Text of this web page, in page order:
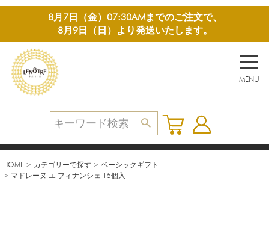
8月7日（金）07:30AMまでのご注文で、
8月9日（日）より発送いたします。
MENU
HOME カテゴリーで探す
ベーシックギフト
マドレーヌ エ フィナンシェ 15個入